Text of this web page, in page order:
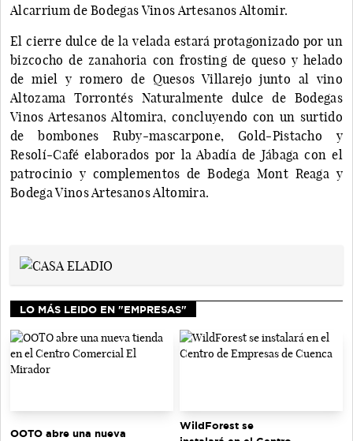
Alcarrium de Bodegas Vinos Artesanos Altomir.
El cierre dulce de la velada estará protagonizado por un
bizcocho de zanahoria con frosting de queso y helado
de miel y romero de Quesos Villarejo junto al vino
Altozama Torrontés Naturalmente dulce de Bodegas
Vinos Artesanos Altomira, concluyendo con un surtido
de bombones Ruby-mascarpone, Gold-Pistacho y
Resolí-Café elaborados por la Abadía de Jábaga con el
patrocinio y complementos de Bodega Mont Reaga y
Bodega Vinos Artesanos Altomira.
LO MÁS LEIDO EN "EMPRESAS"
OOTO abre una nueva
WildForest se